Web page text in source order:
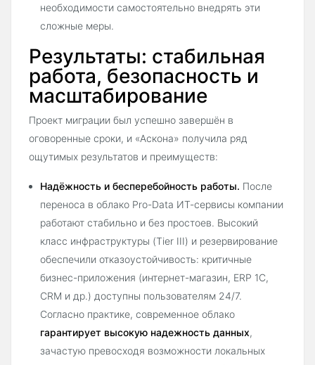
необходимости самостоятельно внедрять эти
сложные меры.
Результаты: стабильная
работа, безопасность и
масштабирование
Проект миграции был успешно завершён в
оговоренные сроки, и «Аскона» получила ряд
ощутимых результатов и преимуществ:
Надёжность и бесперебойность работы. После
переноса в облако Pro-Data ИТ-сервисы компании
работают стабильно и без простоев. Высокий
класс инфраструктуры (Tier III) и резервирование
обеспечили отказоустойчивость: критичные
бизнес-приложения (интернет-магазин, ERP 1С,
CRM и др.) доступны пользователям 24/7.
Согласно практике, современное облако
гарантирует высокую надежность данных,
зачастую превосходя возможности локальных